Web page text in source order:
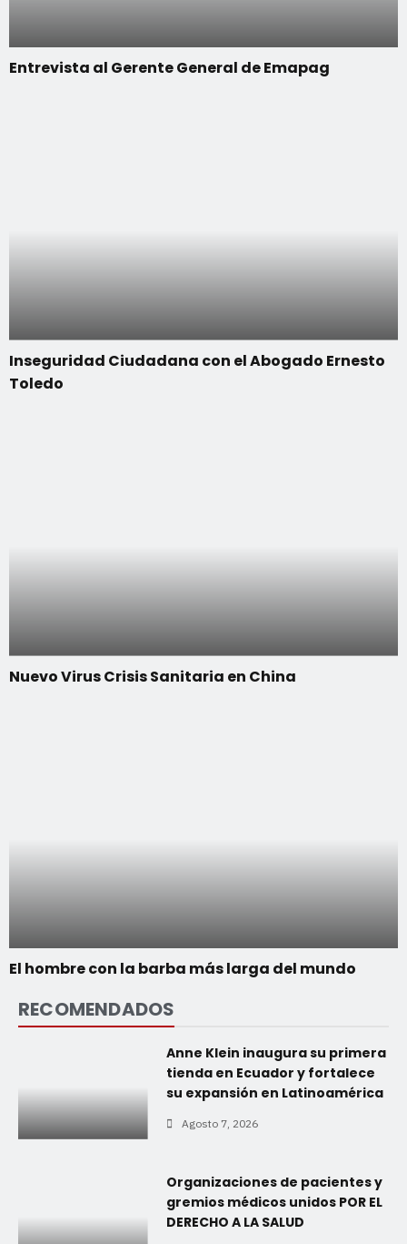
Entrevista al Gerente General de Emapag
Inseguridad Ciudadana con el Abogado Ernesto
Toledo
Nuevo Virus Crisis Sanitaria en China
El hombre con la barba más larga del mundo
RECOMENDADOS
Anne Klein inaugura su primera
tienda en Ecuador y fortalece
su expansión en Latinoamérica
Agosto 7, 2026
Organizaciones de pacientes y
gremios médicos unidos POR EL
DERECHO A LA SALUD